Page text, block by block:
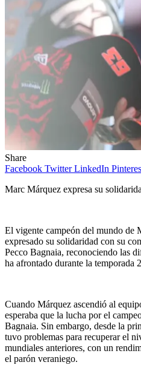
Share
Facebook Twitter LinkedIn
Marc Márquez expresa su
El vigente campeón del mundo de
expresado su solidaridad con su
Pecco Bagnaia, reconociendo las
ha afrontado durante la temporada
Cuando Márquez ascendió al
esperaba que la lucha por el
Bagnaia. Sin embargo, desde la
tuvo problemas para recuperar el
mundiales anteriores, con un
el parón veraniego.